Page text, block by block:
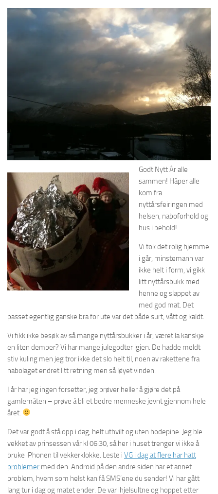
Godt Nytt År alle
sammen! Håper alle
kom fra
nyttårsfeiringen med
helsen, naboforhold og
hus i behold!
Vi tok det rolig hjemme
i går, minstemann var
ikke helt i form, vi gikk
litt nyttårsbukk med
henne og slappet av
med god mat. Det
passet egentlig ganske bra for ute var det både surt, vått og kaldt.
Vi fikk ikke besøk av så mange nyttårsbukker i år, været la kanskje
en liten demper? Vi har mange julegodter igjen. De hadde meldt
stiv kuling men jeg tror ikke det slo helt til, noen av rakettene fra
nabolaget endret litt retning men så løyet vinden.
I år har jeg ingen forsetter, jeg prøver heller å gjøre det på
gamlemåten – prøve å bli et bedre menneske jevnt gjennom hele
året.
Det var godt å stå opp i dag, helt uthvilt og uten hodepine. Jeg ble
vekket av prinsessen vår kl 06:30, så her i huset trenger vi ikke å
bruke iPhonen til vekkerklokke. Leste i VG i dag at flere har hatt
problemer med den. Android på den andre siden har et annet
problem, hvem som helst kan få SMS’ene du sender! Vi har gått
lang tur i dag og matet ender. De var ihjelsultne og hoppet etter